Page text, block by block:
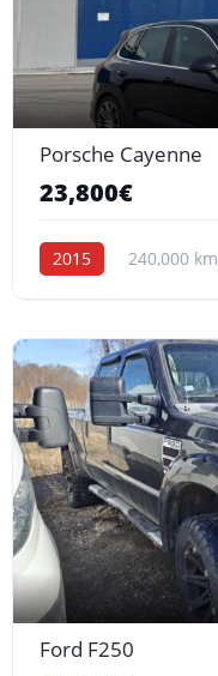
Porsche Cayenne
23,800€
2015 240,000 km
Ford F250